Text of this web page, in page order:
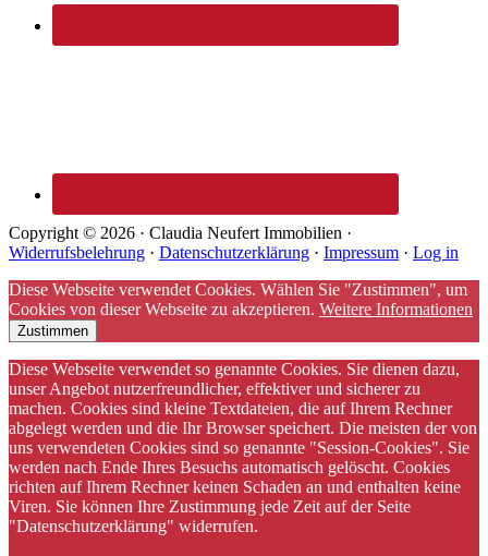
Copyright © 2026 · Claudia Neufert Immobilien ·
Widerrufsbelehrung · Datenschutzerklärung · Impressum · Log in
Diese Webseite verwendet Cookies. Wählen Sie "Zustimmen", um
Cookies von dieser Webseite zu akzeptieren. Weitere Informationen
Zustimmen
Diese Webseite verwendet so genannte Cookies. Sie dienen dazu,
unser Angebot nutzerfreundlicher, effektiver und sicherer zu
machen. Cookies sind kleine Textdateien, die auf Ihrem Rechner
abgelegt werden und die Ihr Browser speichert. Die meisten der von
uns verwendeten Cookies sind so genannte "Session-Cookies". Sie
werden nach Ende Ihres Besuchs automatisch gelöscht. Cookies
richten auf Ihrem Rechner keinen Schaden an und enthalten keine
Viren. Sie können Ihre Zustimmung jede Zeit auf der Seite
"Datenschutzerklärung" widerrufen.